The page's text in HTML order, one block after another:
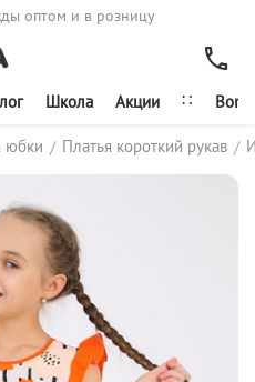
оптом и в розницу
Школа Акции ∷
юбки / Платья короткий рукав /